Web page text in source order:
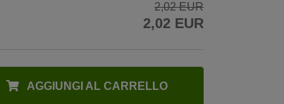
2,02 EUR
2,02 EUR
AGGIUNGI AL CARRELLO